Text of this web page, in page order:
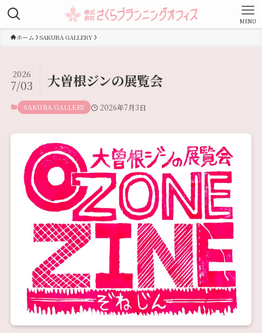
MENU
ホーム SAKURA GALLERY
大曽根ジンの展覧会
2026
7/03
SAKURA GALLERY 2026年7月3日